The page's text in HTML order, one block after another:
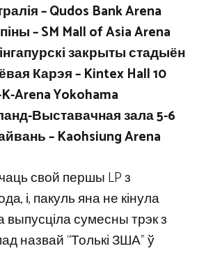
– ​​Qudos Bank Arena
– SM Mall of Asia Arena
закрыты стадыён
Карэя – Kintex Hall 10
Arena Yokohama
Выставачная зала 5-6
– Kaohsiung Arena
свой першы LP з
і, пакуль яна не кінула
сумесны трэк з
назвай “Толькі ЗША” ў